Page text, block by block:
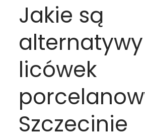
Jakie są
licówek
Szczecinie